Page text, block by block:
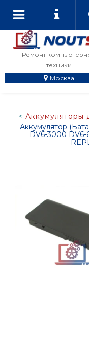
Ремонт
техники
Москва
Аккумуляторы
Аккумулятор
DV6-3000 DV6-